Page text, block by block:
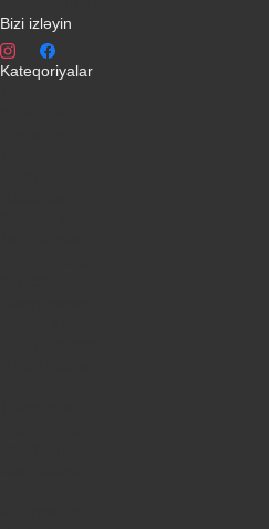
Bizi izləyin
Kateqoriyalar